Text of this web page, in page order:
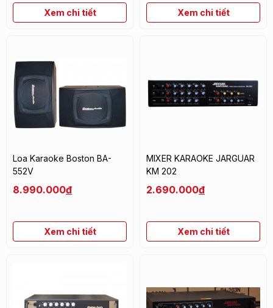
Xem chi tiết Xem chi tiết
Loa Karaoke Boston BA-
552V
8.990.000đ
Xem chi tiết
MIXER KARAOKE JARGUAR
KM 202
2.690.000đ
Xem chi tiết